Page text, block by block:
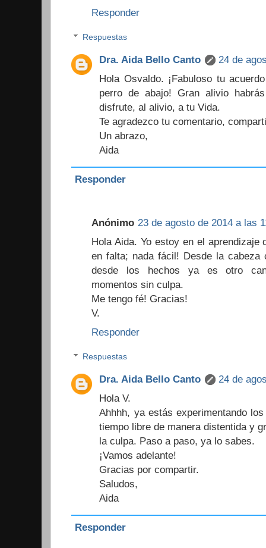
Responder
Respuestas
Dra. Aida Bello Canto
24 de
Hola Osvaldo. ¡Fabuloso tu
perro de abajo! Gran alivio
disfrute, al alivio, a tu Vida.
Te agradezco tu comentario,
Un abrazo,
Aida
Responder
Anónimo 23 de agosto de 2014 a las
Hola Aida. Yo estoy en el
en falta; nada fácil! Desde la cabeza
desde los hechos ya es otro
momentos sin culpa.
Me tengo fé! Gracias!
V.
Responder
Respuestas
Dra. Aida Bello Canto
24 de
Hola V.
Ahhhh, ya estás experimentando
tiempo libre de manera distentida y
la culpa. Paso a paso, ya lo sabes.
¡Vamos adelante!
Gracias por compartir.
Saludos,
Aida
Responder